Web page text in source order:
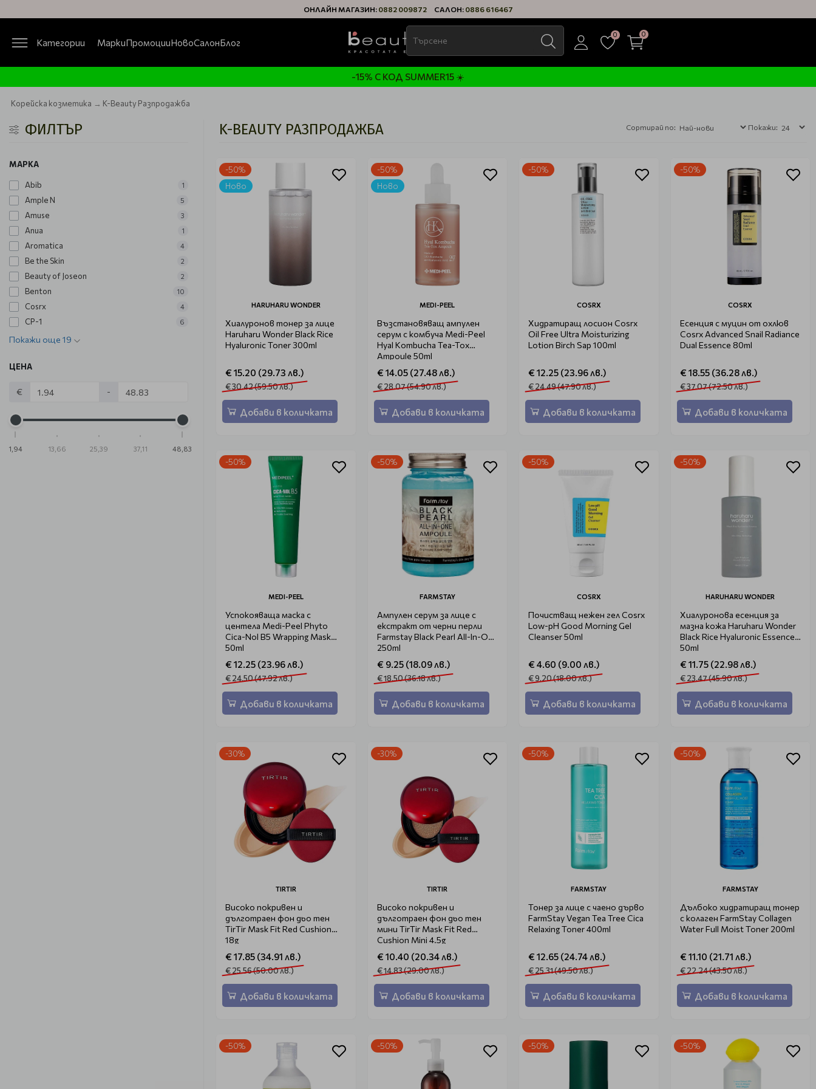
ОНЛАЙН МАГАЗИН: 0882 009872 САЛОН: 0886 616467
Категории МаркиПромоцииНовоСалонБлог
0 0
-15% С КОД SUMMER15 ☀️
Корейска козметика K-Beauty Разпродажба
ФИЛТЪР
МАРКА
Abib 1
Ample N 5
Amuse 3
Anua 1
Aromatica 4
Be the Skin 2
Beauty of Joseon 2
Benton 10
Cosrx 4
CP-1 6
Покажи още 19
ЦЕНА
€ -
1,94 13,66 25,39 37,11 48,83
K-BEAUTY РАЗПРОДАЖБА Сортирай по: Покажи:
-50%
Ново
HARUHARU WONDER
Хиалуронов тонер за лице
Haruharu Wonder Black Rice
Hyaluronic Toner 300ml
€ 15.20 (29.73 лв.)
€ 30.42 (59.50 лв.)
Добави в количката
-50%
Ново
MEDI-PEEL
Възстановяващ ампулен
серум с комбуча Medi-Peel
Hyal Kombucha Tea-Tox
Ampoule 50ml
€ 14.05 (27.48 лв.)
€ 28.07 (54.90 лв.)
Добави в количката
-50%
COSRX
Хидратиращ лосион Cosrx
Oil Free Ultra Moisturizing
Lotion Birch Sap 100ml
€ 12.25 (23.96 лв.)
€ 24.49 (47.90 лв.)
Добави в количката
-50%
COSRX
Есенция с муцин от охлюв
Cosrx Advanced Snail Radiance
Dual Essence 80ml
€ 18.55 (36.28 лв.)
€ 37.07 (72.50 лв.)
Добави в количката
-50%
MEDI-PEEL
Успокояваща маска с
центела Medi-Peel Phyto
Cica-Nol B5 Wrapping Mask
50ml
€ 12.25 (23.96 лв.)
€ 24.50 (47.92 лв.)
Добави в количката
-50%
FARMSTAY
Ампулен серум за лице с
екстракт от черни перли
Farmstay Black Pearl All-In-One
250ml
€ 9.25 (18.09 лв.)
€ 18.50 (36.18 лв.)
Добави в количката
-50%
COSRX
Почистващ нежен гел Cosrx
Low-pH Good Morning Gel
Cleanser 50ml
€ 4.60 (9.00 лв.)
€ 9.20 (18.00 лв.)
Добави в количката
-50%
HARUHARU WONDER
Хиалуронова есенция за
мазна кожа Haruharu Wonder
Black Rice Hyaluronic Essence
50ml
€ 11.75 (22.98 лв.)
€ 23.47 (45.90 лв.)
Добави в количката
-30%
TIRTIR
Високо покривен и
дълготраен фон дьо тен
TirTir Mask Fit Red Cushion
18g
€ 17.85 (34.91 лв.)
€ 25.56 (50.00 лв.)
Добави в количката
-30%
TIRTIR
Високо покривен и
дълготраен фон дьо тен
мини TirTir Mask Fit Red
Cushion Mini 4.5g
€ 10.40 (20.34 лв.)
€ 14.83 (29.00 лв.)
Добави в количката
-50%
FARMSTAY
Тонер за лице с чаено дърво
FarmStay Vegan Tea Tree Cica
Relaxing Toner 400ml
€ 12.65 (24.74 лв.)
€ 25.31 (49.50 лв.)
Добави в количката
-50%
FARMSTAY
Дълбоко хидратиращ тонер
с колаген FarmStay Collagen
Water Full Moist Toner 200ml
€ 11.10 (21.71 лв.)
€ 22.24 (43.50 лв.)
Добави в количката
-50% -50% -50% -50%